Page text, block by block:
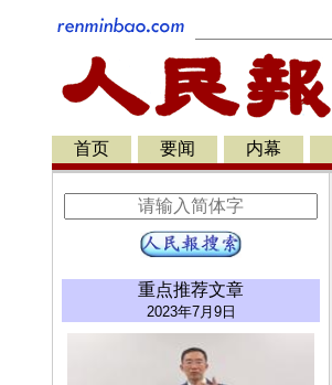
首页 要闻 内幕
重点推荐文章
2023年7月9日